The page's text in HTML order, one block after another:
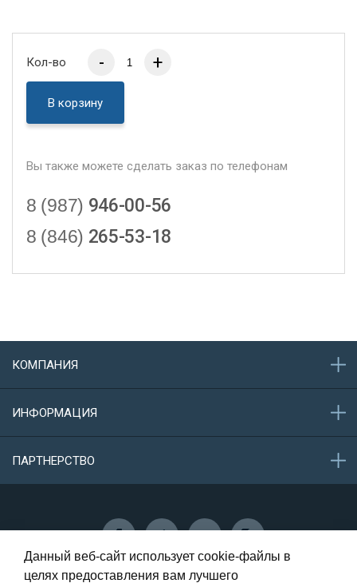
Кол-во - +
В корзину
Вы также можете сделать заказ по телефонам
8 (987) 946-00-56
8 (846) 265-53-18
КОМПАНИЯ
Акции
ИНФОРМАЦИЯ
Конфиденциальность данных
ПАРТНЕРСТВО
Данный веб-сайт использует cookie-файлы в
целях предоставления вам лучшего